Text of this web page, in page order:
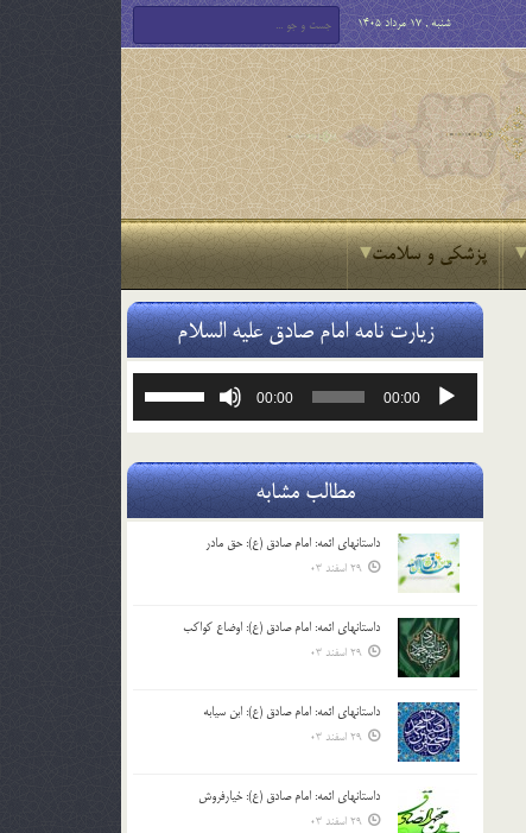
شنبه , 17 مرداد 1405
پزشکی و سلامت
زیارت نامه امام صادق علیه السلام
پخش‌کننده
00:00
00:00
یا
صدا
کلیدهای
مطالب مشابه
داستانهای ائمه: امام صادق (ع): حق مادر
29 اسفند 03
داستانهای ائمه: امام صادق (ع): اوضاع کواکب
29 اسفند 03
داستانهای ائمه: امام صادق (ع): ابن سیابه
29 اسفند 03
داستانهای ائمه: امام صادق (ع): خیارفروش
29 اسفند 03